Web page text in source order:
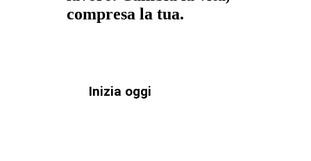
compresa la tua.
Inizia oggi